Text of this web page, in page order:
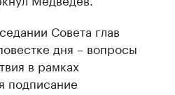
Совета глав
дня – вопросы
в рамках
подписание